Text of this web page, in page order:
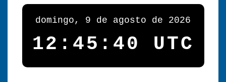
domingo, 9 de agosto de 2026
12:45:41 UTC